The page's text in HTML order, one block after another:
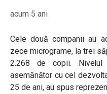
acum 5 ani
Cele două companii au
zece micrograme, la trei
2.268 de copii.
asemănător cu cel
25 de ani, au spus